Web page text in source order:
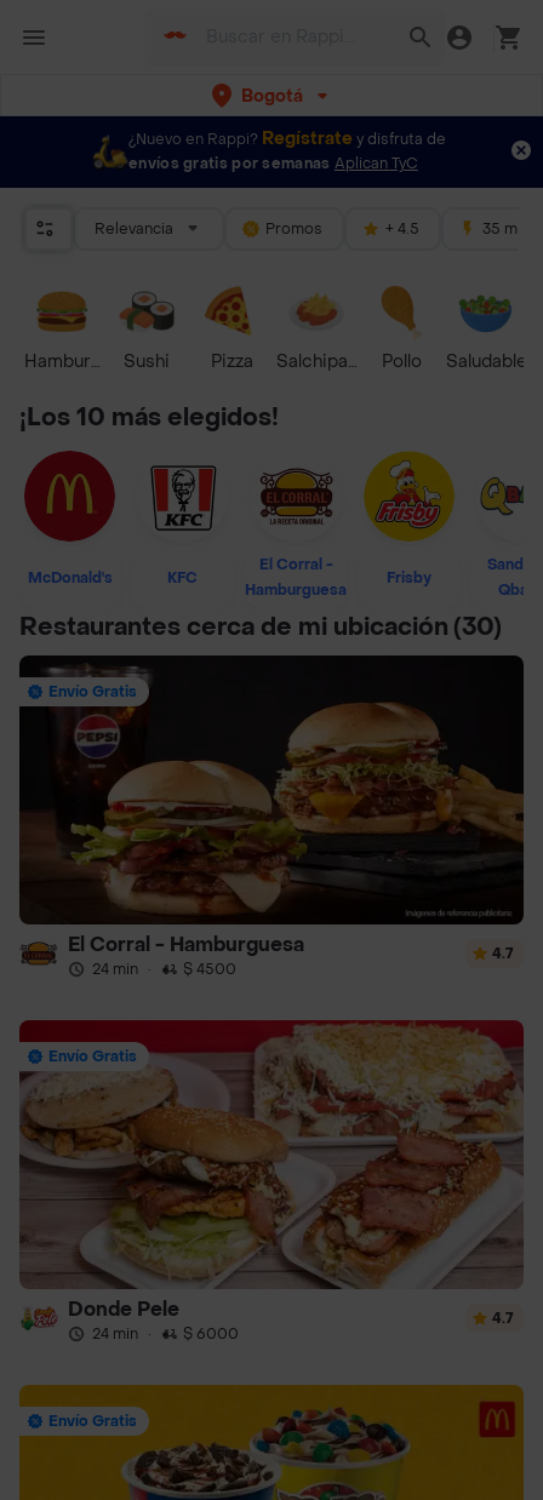
Bogotá
¿Nuevo en Rappi? Regístrate y disfruta de
envíos gratis por semanas Aplican TyC
Relevancia Promos + 4.5 35 mins
HamburguesaSushi Pizza Salchipapas Pollo Saludable
¡Los 10 más elegidos!
McDonald's KFC
El Corral -
Hamburguesa
Frisby
Restaurantes cerca de mi ubicación (30)
Envío Gratis
El Corral - Hamburguesa
24 min · $ 4500
4.7
Envío Gratis
Donde Pele
24 min · $ 6000
4.7
Envío Gratis